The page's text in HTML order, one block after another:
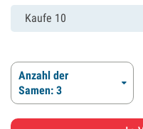
Kaufe 10
Anzahl der
Samen: 3